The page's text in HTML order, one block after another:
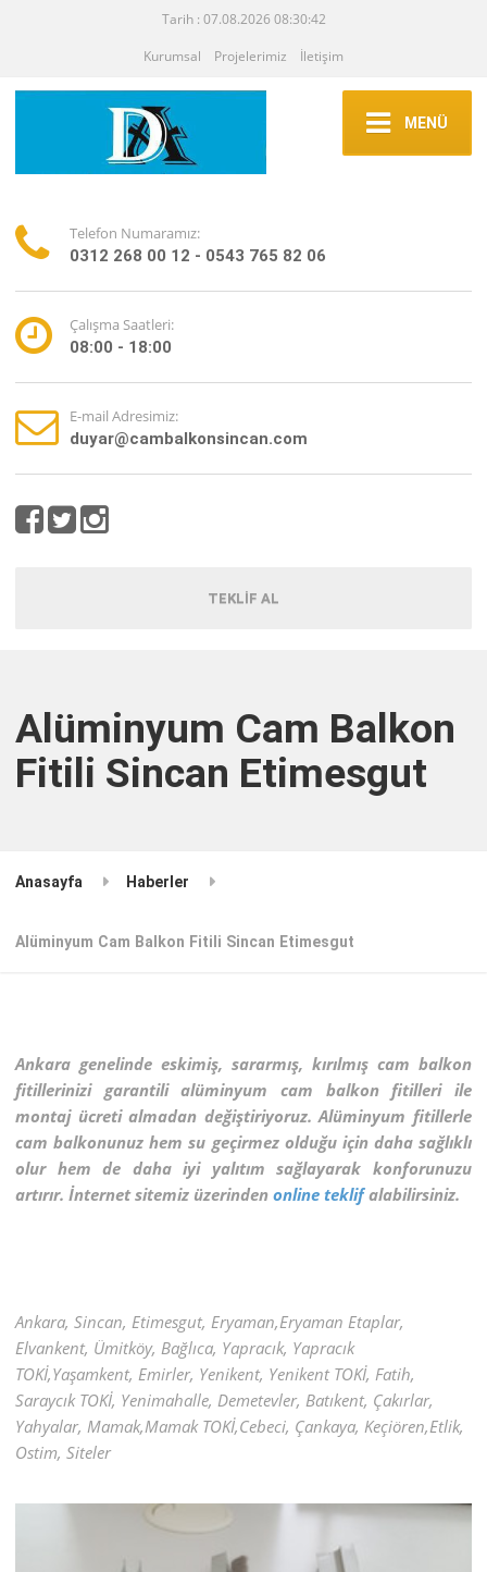
Tarih : 07.08.2026 08:30:42
Kurumsal
Projelerimiz İletişim
MENÜ
Telefon Numaramız:
0312 268 00 12 - 0543 765 82 06
Çalışma Saatleri:
08:00 - 18:00
E-mail Adresimiz:
duyar@cambalkonsincan.com
TEKLİF AL
Alüminyum Cam Balkon
Fitili Sincan Etimesgut
Anasayfa Haberler
Alüminyum Cam Balkon Fitili Sincan Etimesgut
Ankara genelinde eskimiş, sararmış, kırılmış cam balkon
fitillerinizi garantili alüminyum cam balkon fitilleri ile
montaj ücreti almadan değiştiriyoruz. Alüminyum fitillerle
cam balkonunuz hem su geçirmez olduğu için daha sağlıklı
olur hem de daha iyi yalıtım sağlayarak konforunuzu
artırır. İnternet sitemiz üzerindenonline teklifalabilirsiniz.
Ankara, Sincan, Etimesgut, Eryaman,Eryaman Etaplar,
Elvankent, Ümitköy, Bağlıca, Yapracık, Yapracık
TOKİ,Yaşamkent, Emirler, Yenikent, Yenikent TOKİ, Fatih,
Saraycık TOKİ, Yenimahalle, Demetevler, Batıkent, Çakırlar,
Yahyalar, Mamak,Mamak TOKİ,Cebeci, Çankaya, Keçiören,Etlik,
Ostim, Siteler